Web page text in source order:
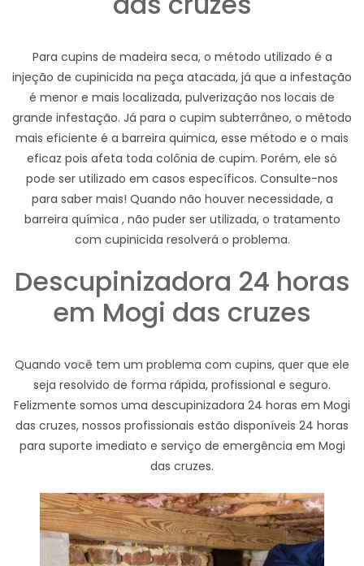
Para cupins de madeira seca, o método utilizado é a
injeção de cupinicida na peça atacada, já que a infestação
é menor e mais localizada, pulverização nos locais de
grande infestação. Já para o cupim subterrâneo, o método
mais eficiente é a barreira quimica, esse método e o mais
eficaz pois afeta toda colônia de cupim. Porém, ele só
pode ser utilizado em casos específicos. Consulte-nos
para saber mais! Quando não houver necessidade, a
barreira química , não puder ser utilizada, o tratamento
com cupinicida resolverá o problema.
Descupinizadora 24 horas
em Mogi das cruzes
Quando você tem um problema com cupins, quer que ele
seja resolvido de forma rápida, profissional e seguro.
Felizmente somos uma descupinizadora 24 horas em Mogi
das cruzes, nossos profissionais estão disponíveis 24 horas
para suporte imediato e serviço de emergência em Mogi
das cruzes.